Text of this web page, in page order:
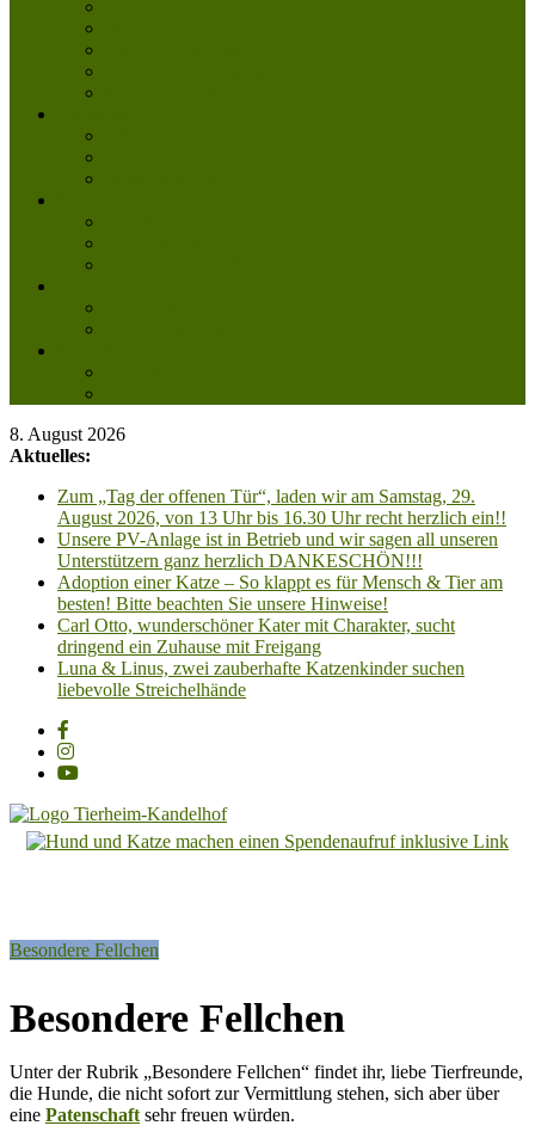
8. August 2026
Aktuelles:
Zum „Tag der offenen Tür“, laden wir am Samstag, 29.
August 2026, von 13 Uhr bis 16.30 Uhr recht herzlich ein!!
Unsere PV-Anlage ist in Betrieb und wir sagen all unseren
Unterstützern ganz herzlich DANKESCHÖN!!!
Adoption einer Katze – So klappt es für Mensch & Tier am
besten! Bitte beachten Sie unsere Hinweise!
Carl Otto, wunderschöner Kater mit Charakter, sucht
dringend ein Zuhause mit Freigang
Luna & Linus, zwei zauberhafte Katzenkinder suchen
liebevolle Streichelhände
Tierheim
für
Besondere Fellchen
Besondere Fellchen
Unter der Rubrik „Besondere Fellchen“ findet ihr, liebe Tierfreunde,
die Hunde, die nicht sofort zur Vermittlung stehen, sich aber über
eine Patenschaft sehr freuen würden.